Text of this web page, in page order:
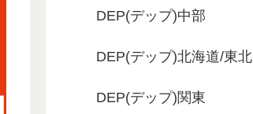
DEP(デップ)中部
DEP(デップ)北海道/東北
DEP(デップ)関東